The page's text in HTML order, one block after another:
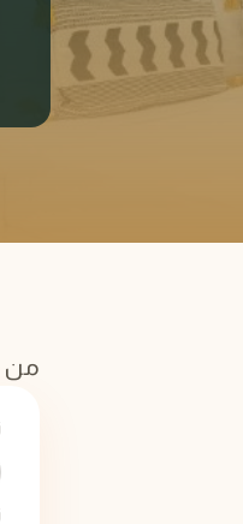
من